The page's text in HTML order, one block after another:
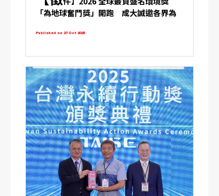
「為地球奮鬥獎」開跑 成大誠邀各界為
Published on 27 Oct 2025